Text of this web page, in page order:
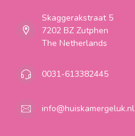
Skaggerakstraat 5
7202 BZ Zutphen
The Netherlands
0031-613382445
info@huiskamergeluk.nl